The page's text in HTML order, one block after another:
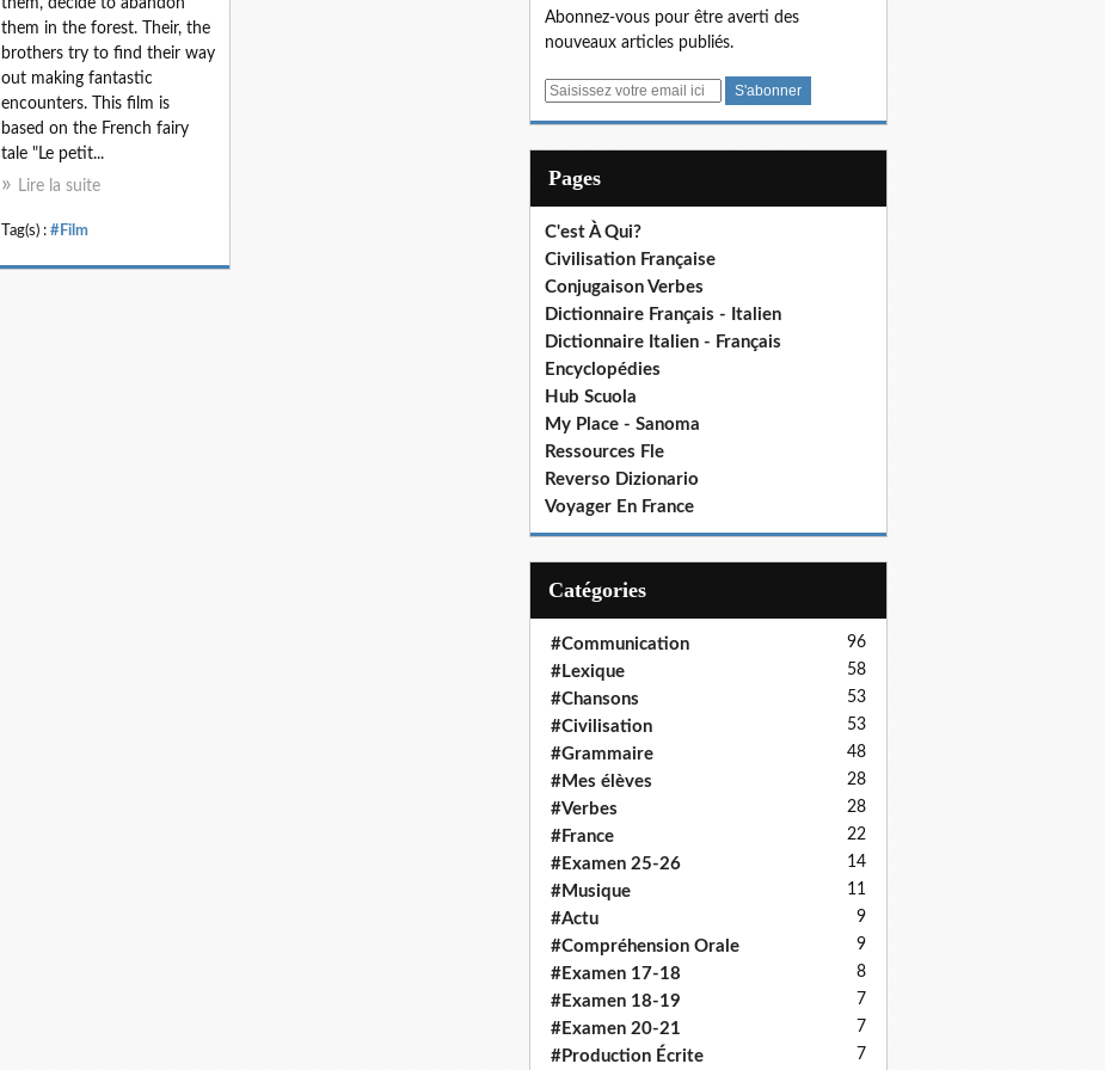
them, decide to abandon
them in the forest. Their, the
brothers try to find their way
out making fantastic
encounters. This film is
based on the French fairy
tale "Le petit...
Lire la suite
Tag(s) : #Film
Abonnez-vous pour être averti des
nouveaux articles publiés.
E
Pages
C'est À Qui?
Civilisation Française
Conjugaison Verbes
Dictionnaire Français - Italien
Dictionnaire Italien - Français
Encyclopédies
Hub Scuola
My Place - Sanoma
Ressources Fle
Reverso Dizionario
Voyager En France
Catégories
#Communication 96
#Lexique 58
#Chansons 53
#Civilisation 53
#Grammaire 48
#Mes élèves 28
#Verbes 28
#France 22
#Examen 25-26 14
#Musique 11
#Actu 9
#Compréhension Orale 9
#Examen 17-18 8
#Examen 18-19 7
#Examen 20-21 7
#Production Écrite 7